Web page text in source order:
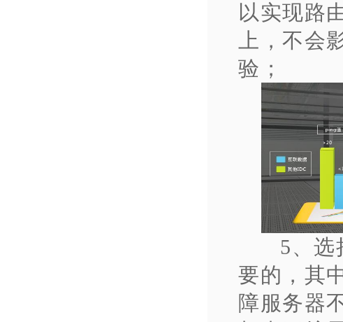
以实现路
上，不会
验；
5、选
要的，其
障服务器